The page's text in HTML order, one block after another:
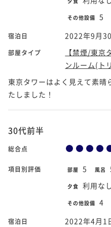
その他設備 5
宿泊日 2022年9月
部屋タイプ
【禁煙/東京
ンルーム(ト
東京タワーはよく見えて素晴
たしました！
30代前半
総合点
項目別評価 部屋 5 風呂
夕食 利用な
その他設備 4
宿泊日 2022年4月1